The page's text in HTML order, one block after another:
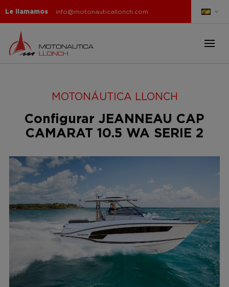
Le llamamos info@motonauticallonch.com
MOTONÁUTICA LLONCH
Configurar JEANNEAU CAP
CAMARAT 10.5 WA SERIE 2